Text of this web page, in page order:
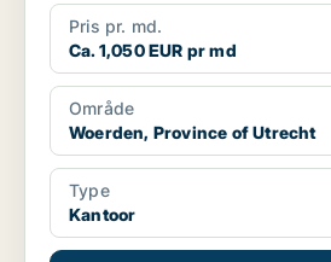
Pris pr. md.
Ca. 1,050 EUR pr md
Område
Woerden, Province of Utrecht
Type
Kantoor